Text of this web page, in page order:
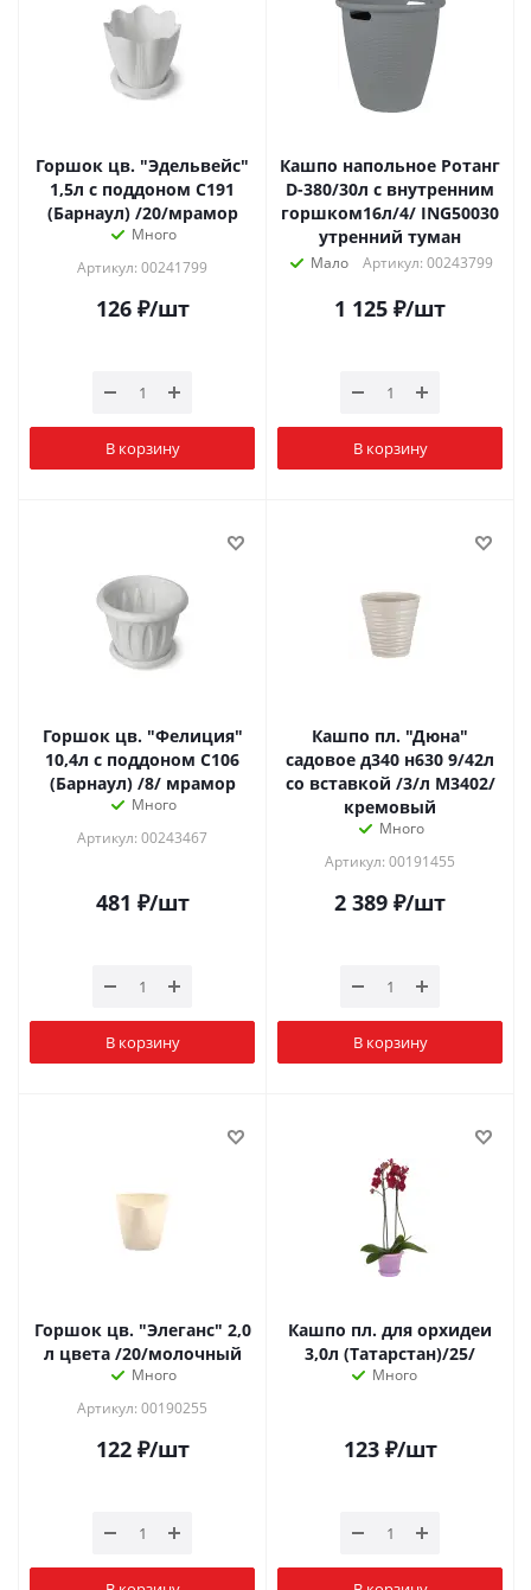
Горшок цв. "Эдельвейс"
1,5л с поддоном С191
(Барнаул) /20/мрамор
Много
Артикул: 00241799
126₽/шт
В корзину
Кашпо напольное Ротанг
D-380/30л с внутренним
горшком16л/4/ ING50030
утренний туман
Мало Артикул: 00243799
1 125 ₽/шт
В корзину
Горшок цв. "Фелиция"
10,4л с поддоном С106
(Барнаул) /8/ мрамор
Много
Артикул: 00243467
481 ₽/шт
В корзину
Кашпо пл. "Дюна"
садовое д340 н630 9/42л
со вставкой /3/л М3402/
кремовый
Много
Артикул: 00191455
2 389 ₽/шт
В корзину
Горшок цв. "Элеганс" 2,0
л цвета /20/молочный
Много
Артикул: 00190255
122₽/шт
Кашпо пл. для орхидеи
3,0л (Татарстан)/25/
Много
123₽/шт